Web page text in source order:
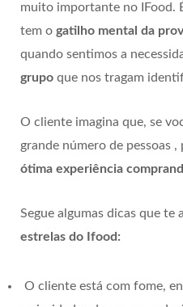
muito importante no IFood.
tem o gatilho mental da
quando sentimos a
grupo que nos tragam
O cliente imagina que, se
grande número de pessoas
ótima experiência
Segue algumas dicas que te
estrelas do Ifood:
O cliente está com fome,